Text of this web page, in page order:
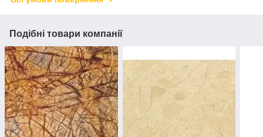
Подібні товари компанії